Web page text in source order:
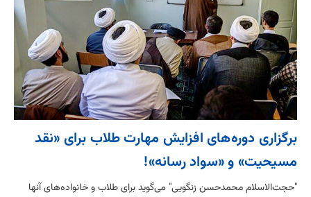
برگزاری دوره‌های افزایش مهارت طلاب برای «نقد
مسیحیت» و «سواد رسانه»!
"حجت‌الاسلام محمدحسن زنگویی" می‌گوید برای طلاب و خانواده‌های آنها